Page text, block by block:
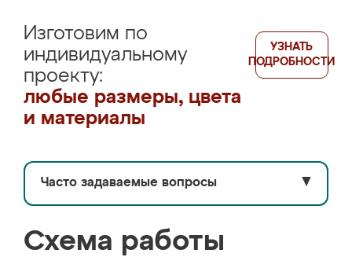
Изготовим по
индивидуальному
проекту:
любые размеры, цвета
и материалы
УЗНАТЬ
ПОДРОБНОСТИ
Часто задаваемые вопросы ▼
Схема работы